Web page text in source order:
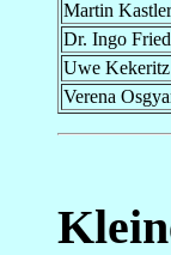
Martin
Dr. Ingo
Uwe
Verena